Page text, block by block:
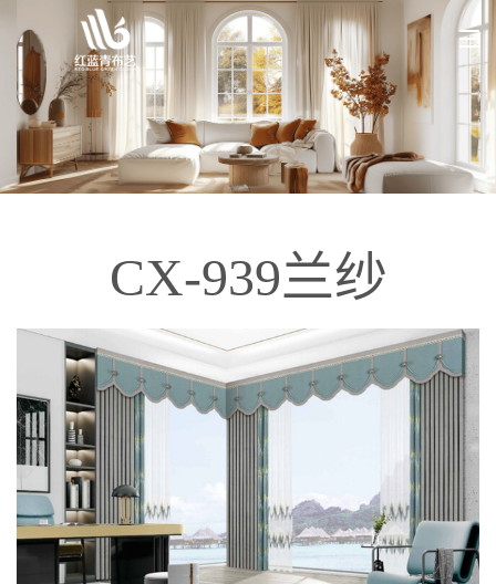
CX-939兰纱